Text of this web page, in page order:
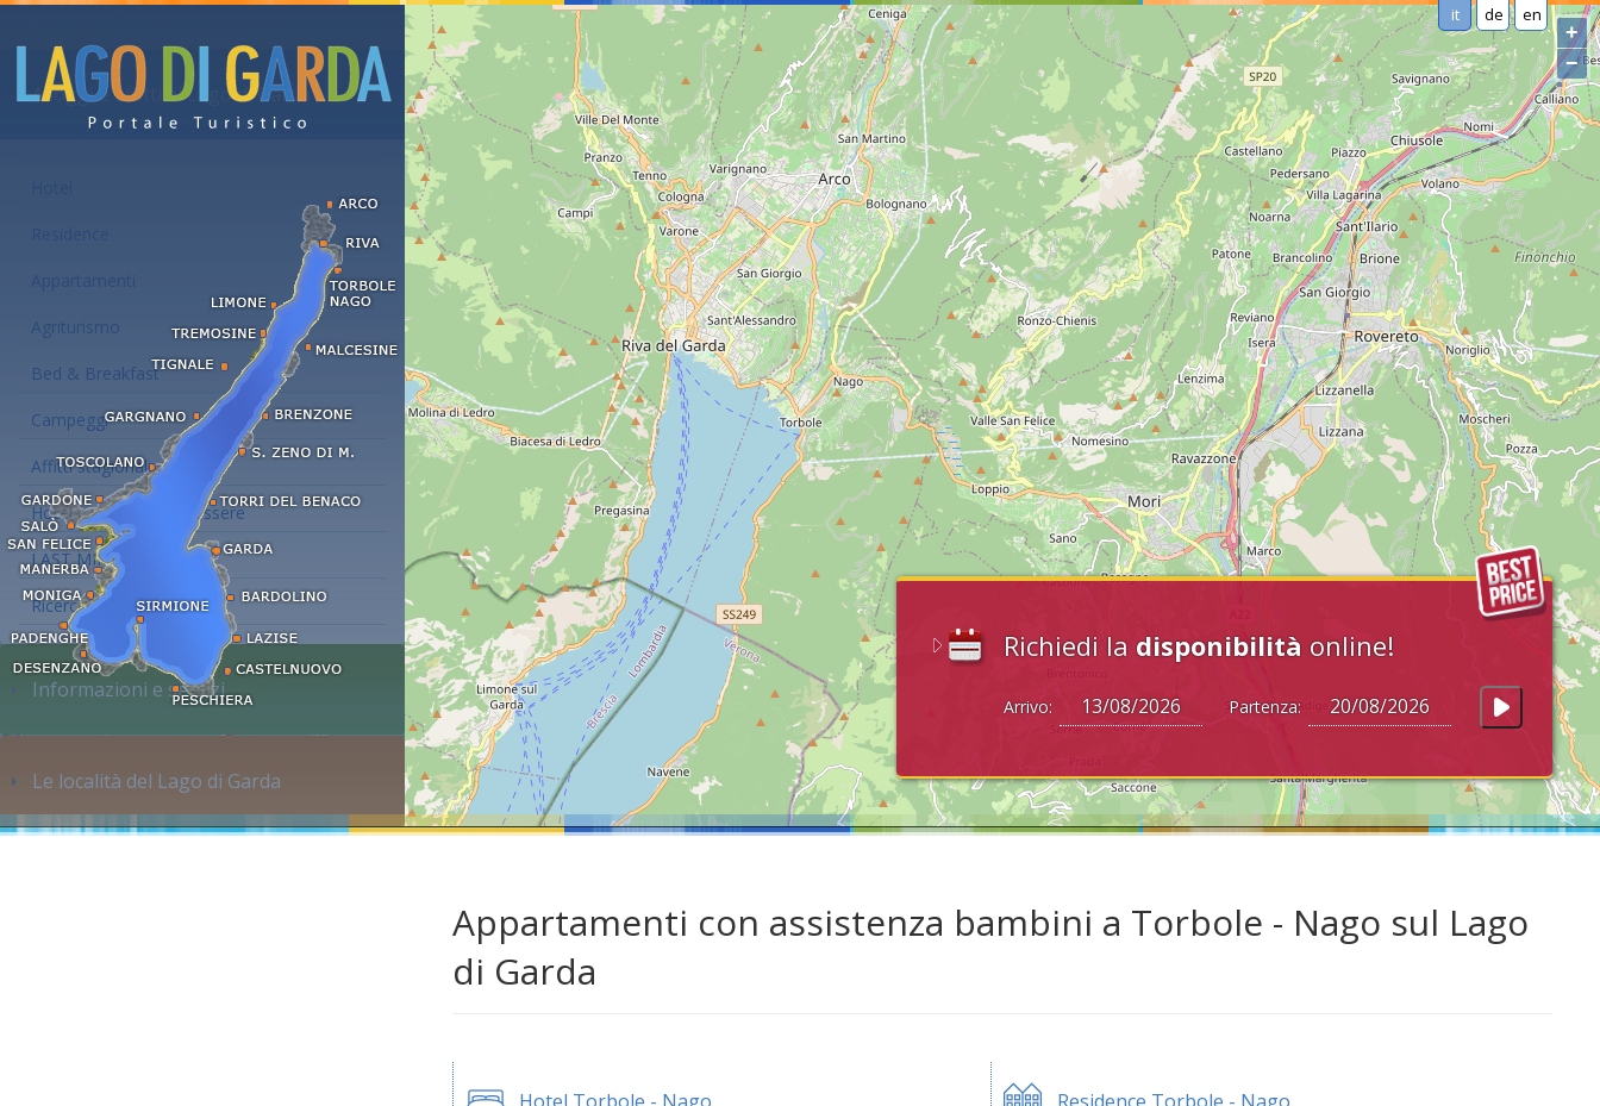
it de en
Richiedi la disponibilità online!
Arrivo: Partenza:
+
−
Alloggi e affitti al Lago di Garda
Appartamenti
Agriturismo
Bed & Breakfast
Campeggi
Affitti stagionali
Hotel con centro benessere
LAST MINUTE
Ricerca alloggi...
Informazioni e servizi
Le località del Lago di Garda
Appartamenti con assistenza bambini a Torbole - Nago sul Lago
di Garda